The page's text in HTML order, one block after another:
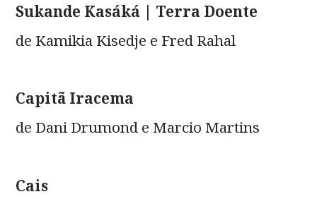
Sukande Kasáká | Terra Doente
de Kamikia Kisedje e Fred Rahal
Capitã Iracema
de Dani Drumond e Marcio Martins
Cais